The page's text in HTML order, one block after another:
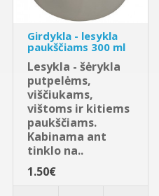
Girdykla - lesykla
paukščiams 300 ml
Lesykla - šėrykla
putpelėms,
viščiukams,
vištoms ir kitiems
paukščiams.
Kabinama ant
tinklo na..
1.50€